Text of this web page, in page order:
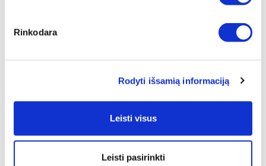
Rinkodara
Rodyti išsamią informaciją
Leisti visus
Leisti pasirinkti